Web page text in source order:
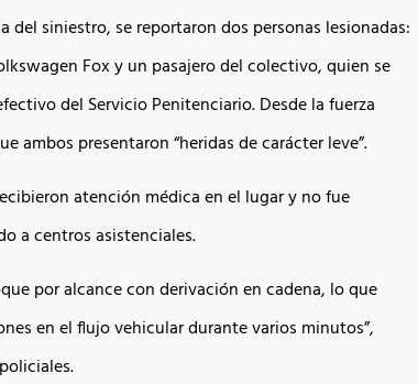
del siniestro, se reportaron dos personas lesionadas:
Fox y un pasajero del colectivo, quien se
del Servicio Penitenciario. Desde la fuerza
ambos presentaron “heridas de carácter leve”.
atención médica en el lugar y no fue
a centros asistenciales.
por alcance con derivación en cadena, lo que
en el flujo vehicular durante varios minutos”,